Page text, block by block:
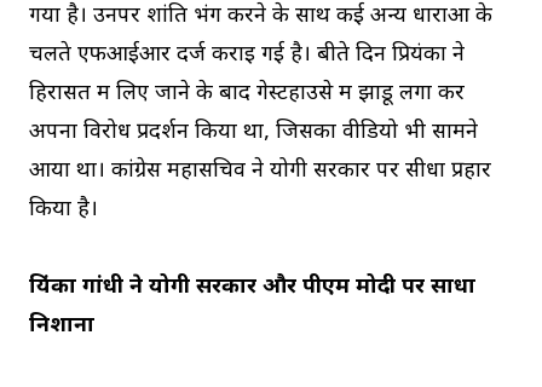
गया है। उनपर शांति भंग करने के साथ कई अन्य धाराओं के
चलते एफआईआर दर्ज कराइ गई है। बीते दिन प्रियंका ने
हिरासत में लिए जाने के बाद गेस्टहाउसे में झाडू लगा कर
अपना विरोध प्रदर्शन किया था, जिसका वीडियो भी सामने
आया था। कांग्रेस महासचिव ने योगी सरकार पर सीधा प्रहार
किया है।
प्रियंका गांधी ने योगी सरकार और पीएम मोदी पर साधा
निशाना